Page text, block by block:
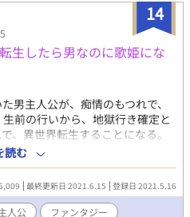
14
生したら男なのに歌姫にな
男主人公が、痴情のもつれで、
前の行いから、地獄行き確定と
、異世界転生することになる。
に転生した父親を探し出し、罪
公は、仲間の助けを得ながら、
く。 ※含まれる要素 異世界転生、
ンス、BL的な表現、恋愛 ※小説
読む
最終更新日 2021.6.15 登録日 2021.5.16
人公 ファンタジー